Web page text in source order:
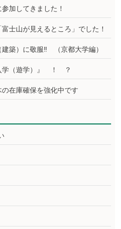
加してきました！
士山が見えるところ」でした！
築）に敬服‼ （京都大学編）
学（遊学）』 ！ ？
在庫確保を強化中です